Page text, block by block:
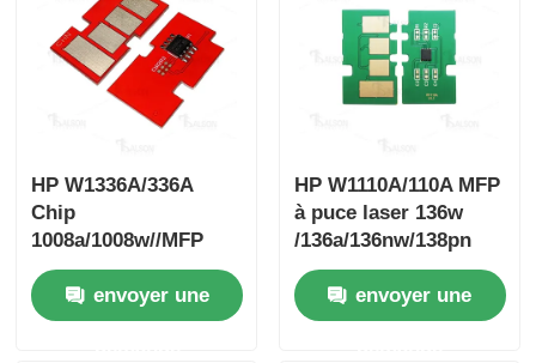
HP W1336A/336A
Chip
1008a/1008w//MFP
1188nw/1188w/1188pnw
envoyer une
HP W1110A/110A MFP
à puce laser 136w
/136a/136nw/138pn
envoyer une